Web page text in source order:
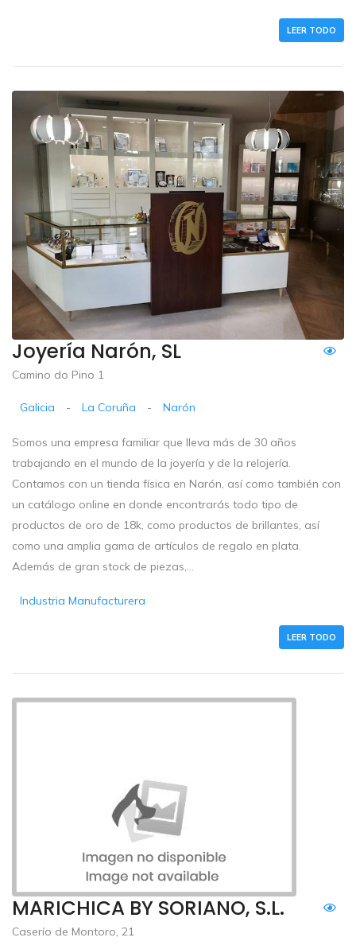
LEER TODO
Joyería Narón, SL
Camino do Pino 1
Galicia - La Coruña - Narón
Somos una empresa familiar que lleva más de 30 años
trabajando en el mundo de la joyería y de la relojería.
Contamos con un tienda física en Narón, así como también con
un catálogo online en donde encontrarás todo tipo de
productos de oro de 18k, como productos de brillantes, así
como una amplia gama de artículos de regalo en plata.
Además de gran stock de piezas,...
Industria Manufacturera
LEER TODO
MARICHICA BY SORIANO, S.L.
Caserío de Montoro, 21